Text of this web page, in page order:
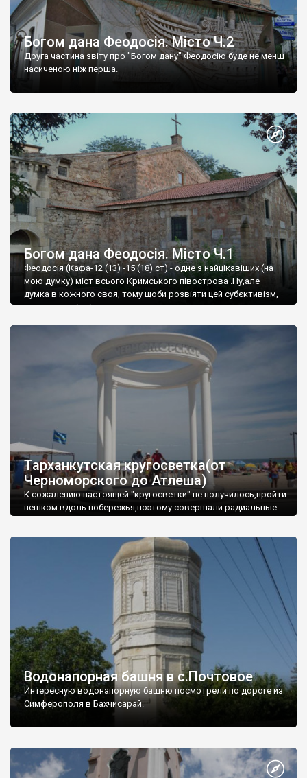
Богом дана Феодосія. Місто Ч.2
Друга частина звіту про "Богом дану" Феодосію буде не менш
насиченою ніж перша.
Богом дана Феодосія. Місто Ч.1
Феодосія (Кафа-12 (13) -15 (18) ст) - одне з найцікавіших (на
мою думку) міст всього Кримського півострова .Ну,але
думка в кожного своя, тому щоби розвіяти цей субєктивізм,
запрошую відвідати це
Тарханкутская кругосветка(от
Черноморского до Атлеша)
К сожалению настоящей "кругосветки" не получилось,пройти
пешком вдоль побережья,поэтому совершали радиальные
Водонапорная башня в с.Почтовое
Интересную водонапорную башню посмотрели по дороге из
Симферополя в Бахчисарай.